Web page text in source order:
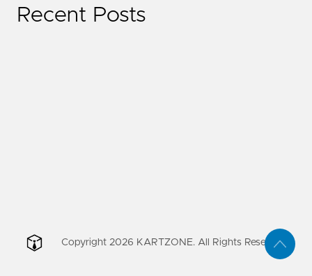
Recent Posts
Copyright 2026 KARTZONE. All Rights Reserved